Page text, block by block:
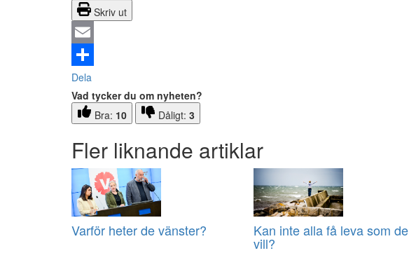
Skriv ut
Email
Dela
Vad tycker du om nyheten?
Bra: 10 Dåligt: 3
Fler liknande artiklar
Varför heter de vänster? Kan inte alla få leva som de
vill?